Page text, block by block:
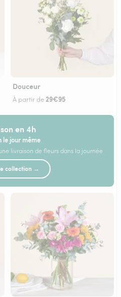
Douceur
À partir de 29€95
en 4h
le jour même
livraison de fleurs dans la journée
collection →